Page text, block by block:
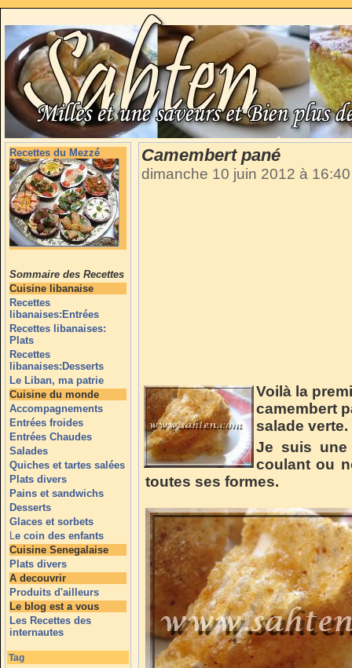
Recettes du Mezzé
Sommaire des Recettes
Cuisine libanaise
Recettes
libanaises:Entrées
Recettes libanaises:
Plats
Recettes
libanaises:Desserts
Le Liban, ma patrie
Cuisine du monde
Accompagnements
Entrées froides
Entrées Chaudes
Salades
Quiches et tartes salées
Plats divers
Pains et sandwichs
Desserts
Glaces et sorbets
Le coin des enfants
Cuisine Senegalaise
Plats divers
A decouvrir
Produits d'ailleurs
Le blog est a vous
Les Recettes des
internautes
Tag
Camembert pané
dimanche 10 juin 2012 à
Voilà la
camembert
salade verte.
Je suis une
coulant ou
toutes ses formes.